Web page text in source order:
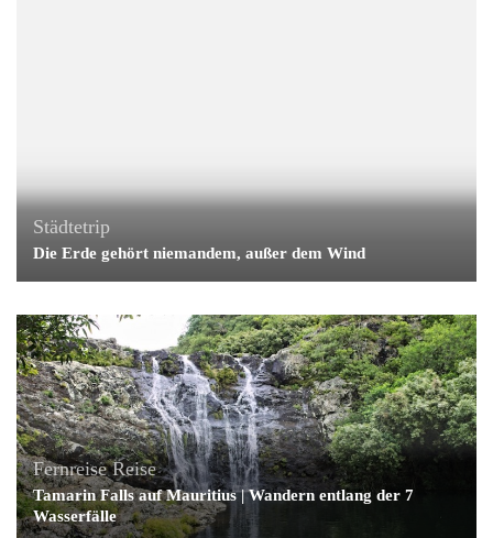
Städtetrip
Die Erde gehört niemandem, außer dem Wind
Fernreise Reise
Tamarin Falls auf Mauritius | Wandern entlang der 7
Wasserfälle